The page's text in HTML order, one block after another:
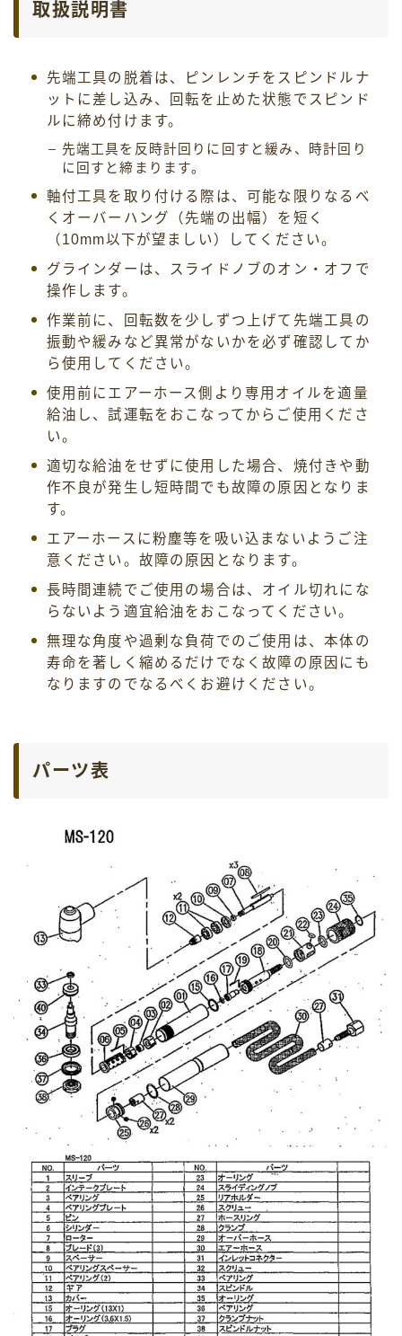
取扱説明書
先端工具の脱着は、ピンレンチをスピンドルナ
ットに差し込み、回転を止めた状態でスピンド
ルに締め付けます。
先端工具を反時計回りに回すと緩み、時計回り
に回すと締まります。
軸付工具を取り付ける際は、可能な限りなるべ
くオーバーハング（先端の出幅）を短く
（10mm以下が望ましい）してください。
グラインダーは、スライドノブのオン・オフで
操作します。
作業前に、回転数を少しずつ上げて先端工具の
振動や緩みなど異常がないかを必ず確認してか
ら使用してください。
使用前にエアーホース側より専用オイルを適量
給油し、試運転をおこなってからご使用くださ
い。
適切な給油をせずに使用した場合、焼付きや動
作不良が発生し短時間でも故障の原因となりま
す。
エアーホースに粉塵等を吸い込まないようご注
意ください。故障の原因となります。
長時間連続でご使用の場合は、オイル切れにな
らないよう適宜給油をおこなってください。
無理な角度や過剰な負荷でのご使用は、本体の
寿命を著しく縮めるだけでなく故障の原因にも
なりますのでなるべくお避けください。
パーツ表